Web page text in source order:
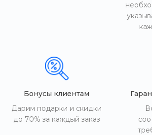
Бонусы клиентам
Дарим подарки и скидки
до 70% за каждый заказ